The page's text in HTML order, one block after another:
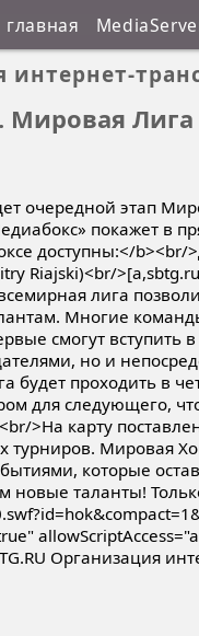
главная
интернет-
Мировая Лига
очередной этап
покажет в
доступны:</b><br/
Riajski)<br/
лига
Многие
смогут
но и
проходить в
для следующего,
>На карту
турниров. Мировая
которые
новые таланты!
Организация